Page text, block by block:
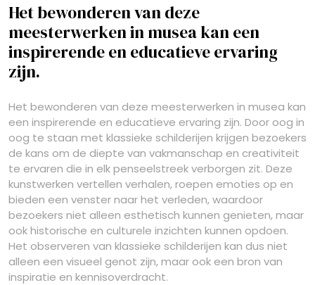
Het bewonderen van deze
meesterwerken in musea kan een
inspirerende en educatieve ervaring
zijn.
Het bewonderen van deze meesterwerken in musea kan
een inspirerende en educatieve ervaring zijn. Door oog in
oog te staan met klassieke schilderijen krijgen bezoekers
de kans om de diepte van vakmanschap en creativiteit
te ervaren die in elk penseelstreek verborgen zit. Deze
kunstwerken vertellen verhalen, roepen emoties op en
bieden een venster naar het verleden, waardoor
bezoekers niet alleen esthetisch kunnen genieten, maar
ook historische en culturele inzichten kunnen opdoen.
Het observeren van klassieke schilderijen kan dus niet
alleen een visueel genot zijn, maar ook een bron van
inspiratie en kennisoverdracht.